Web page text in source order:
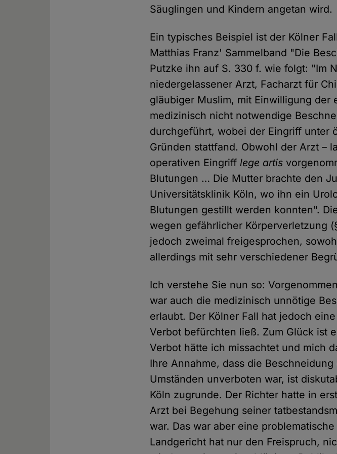
Säuglingen und Kindern angetan wird.
Ein typisches Beispiel ist der Kölner
Matthias Franz' Sammelband "Die
Putzke ihn auf S. 330 f. wie folgt: "Im
niedergelassener Arzt, Facharzt für
gläubiger Muslim, mit Einwilligung der
medizinisch nicht notwendige
durchgeführt, wobei der Eingriff unter
Gründen stattfand. Obwohl der Arzt –
operativen Eingrifflege artis
Blutungen … Die Mutter brachte den
Universitätsklinik Köln, wo ihn ein
Blutungen gestillt werden konnten".
wegen gefährlicher Körperverletzung
jedoch zweimal freigesprochen,
allerdings mit sehr verschiedener
Ich verstehe Sie nun so:
war auch die medizinisch unnötige
erlaubt. Der Kölner Fall hat jedoch
Verbot befürchten ließ. Zum Glück ist
Verbot hätte ich missachtet und mich
Ihre Annahme, dass die
Umständen unverboten war, ist
Köln zugrunde. Der Richter hatte in
Arzt bei Begehung seiner
war. Das war aber eine
Landgericht hat nur den Freispruch,